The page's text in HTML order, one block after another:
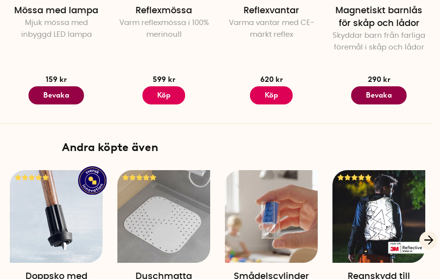
materialexperter, designers och ingenjörer. Mössan innehåller ett noggrant testat
skyddsmaterial som har testats av RISE. Den
är klassificerad som personlig
skyddsutrustning enligt PPE kategori 1 och uppfyller kraven i EU-förordning (EU)
2016/425 för produkter avsedda att skydda mot minimala risker. Skyddsmaterialet
Specifikationer
Material: 50% merinoull och 50% polyester, innerfoder i 96% bomull och 4% elastan
Färg: Välj mellan beige, svart eller brun
Mössa med lampa
Mjuk mössa med
inbyggd LED lampa
159 kr
Bevaka
Reflexmössa
Varm reflexmössa i 100%
merinoull
599 kr
Köp
Reflexvantar
Varma vantar med CE-
märkt reflex
620 kr
Köp
Magnetiskt barnlås
för skåp och lådor
Skyddar barn från farliga
föremål i skåp och lådor
290 kr
Bevaka
Andra köpte även
Doppsko med
Duschmatta Smådelscylinder
Regnskydd till